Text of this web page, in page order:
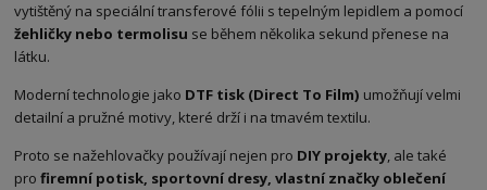
vytištěný na speciální transferové fólii s tepelným lepidlem a pomocí
žehličky nebo termolisu se během několika sekund přenese na
látku.
Moderní technologie jako DTF tisk (Direct To Film) umožňují velmi
detailní a pružné motivy, které drží i na tmavém textilu.
Proto se nažehlovačky používají nejen pro DIY projekty, ale také
profiremní potisk, sportovní dresy, vlastní značky oblečení